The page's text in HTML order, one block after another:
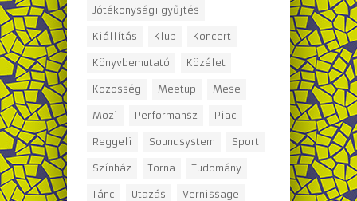
Jótékonysági gyűjtés
Kiállítás Klub Koncert
Könyvbemutató Közélet
Közösség Meetup Mese
Mozi Performansz Piac
Reggeli Soundsystem Sport
Színház Torna Tudomány
Tánc Utazás Vernissage